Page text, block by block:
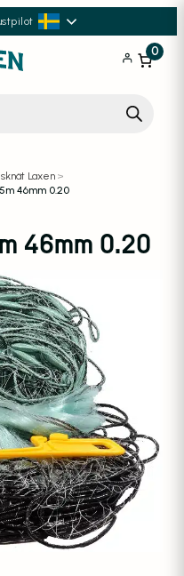
0
Laxen >
46mm 0.20
46mm 0.20